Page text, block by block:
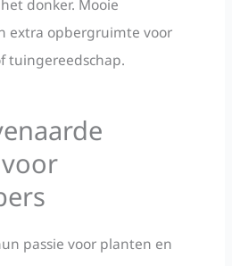
donker. Mooie
extra opbergruimte voor
tuingereedschap.
passie voor planten en